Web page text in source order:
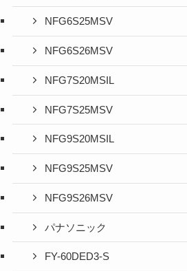
NFG6S25MSV
NFG6S26MSV
NFG7S20MSIL
NFG7S25MSV
NFG9S20MSIL
NFG9S25MSV
NFG9S26MSV
パナソニック
FY-60DED3-S